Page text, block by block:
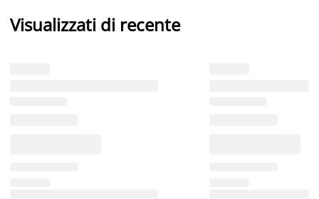
Visualizzati di recente